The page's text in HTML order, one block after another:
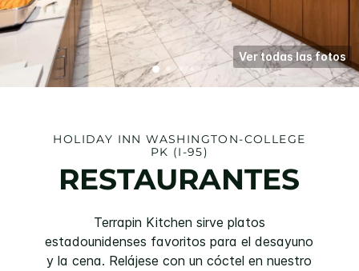
Ver todas las fotos
HOLIDAY INN WASHINGTON-COLLEGE
PK (I-95)
RESTAURANTES
Terrapin Kitchen sirve platos
estadounidenses favoritos para el desayuno
y la cena. Relájese con un cóctel en nuestro